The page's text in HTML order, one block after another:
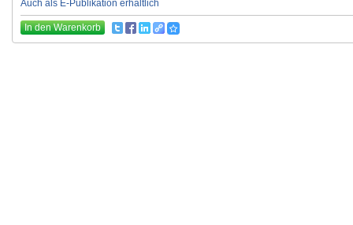
Auch als E-Publikation erhältlich
In den Warenkorb